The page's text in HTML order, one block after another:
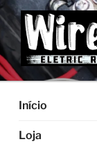
Pular
para
o
conteúdo
Início
Loja